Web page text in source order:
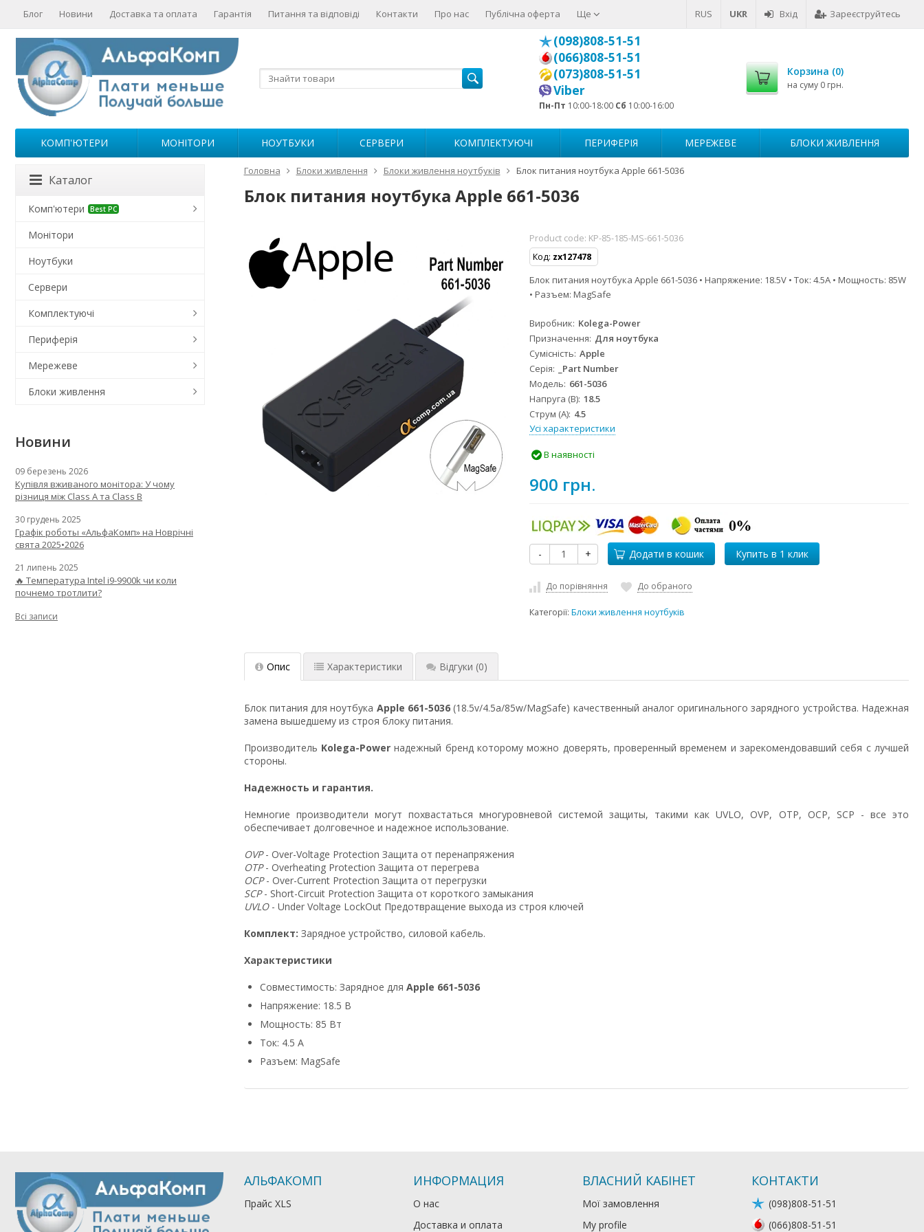
RUS UKR Вхід Зареєструйтесь
Блог Новини Доставка та оплата Гарантія Питання та відповіді Контакти Про нас Публічна оферта Ще
(098)808-51-51
(066)808-51-51
(073)808-51-51
Viber
Пн-Пт 10:00-18:00 Сб 10:00-16:00
Корзина (0)
на суму 0 грн.
КОМП'ЮТЕРИ МОНІТОРИ НОУТБУКИ СЕРВЕРИ КОМПЛЕКТУЮЧІ ПЕРИФЕРІЯ МЕРЕЖЕВЕ БЛОКИ ЖИВЛЕННЯ
Головна Блоки живлення Блоки живлення ноутбуків Блок питания ноутбука Apple 661-5036
Блок питания ноутбука Apple 661-5036
Product code: KP-85-185-MS-661-5036
Код: zx127478
Блок питания ноутбука Apple 661-5036 • Напряжение: 18.5V • Ток: 4.5A • Мощность: 85W
• Разъем: MagSafe
Виробник Kolega-Power
Призначення Для ноутбука
Сумісність Apple
Серія
_Part Number
Модель 661-5036
Напруга (В) 18.5
Струм (А) 4.5
Усі характеристики
В наявності
900 грн.
- + Додати в кошик
До порівняння До обраного
Категорії:Блоки живлення ноутбуків
Опис Характеристики Відгуки (0)
Блок питания для ноутбука Apple 661-5036(18.5v/4.5a/85w/MagSafe) качественный аналог оригинального зарядного устройства. Надежная
замена вышедшему из строя блоку питания.
Производитель Kolega-Powerнадежный бренд которому можно доверять, проверенный временем и зарекомендовавший себя с лучшей
стороны.
Надежность и гарантия.
Немногие производители могут похвастаться многуровневой системой защиты, такими как UVLO, OVP, OTP, OCP, SCP - все это
обеспечивает долговечное и надежное использование.
OVP- Over-Voltage Protection Защита от перенапряжения
OTP- Overheating Protection Защита от перегрева
OCP- Over-Current Protection Защита от перегрузки
SCP- Short-Circuit Protection Защита от короткого замыкания
UVLO- Under Voltage LockOut Предотвращение выхода из строя ключей
Комплект: Зарядное устройство, силовой кабель.
Характеристики
Совместимость: Зарядное для Apple 661-5036
Напряжение: 18.5 В
Мощность: 85 Вт
Ток: 4.5 А
Разъем: MagSafe
Каталог
Комп'ютери Best PC
Монітори
Ноутбуки
Сервери
Комплектуючі
Периферія
Мережеве
Блоки живлення
Новини
09 березень 2026
Купівля вживаного монітора: У чому
різниця між Class A та Class B
30 грудень 2025
Графік роботы «АльфаКомп» на Новрічні
свята 2025•2026
21 липень 2025
🔥 Температура Intel i9-9900k чи коли
почнемо тротлити?
Всі записи
АЛЬФАКОМП
Прайс XLS
ИНФОРМАЦИЯ
О нас
Доставка и оплата
ВЛАСНИЙ КАБІНЕТ
Мої замовлення
My profile
КОНТАКТИ
(098)808-51-51
(066)808-51-51